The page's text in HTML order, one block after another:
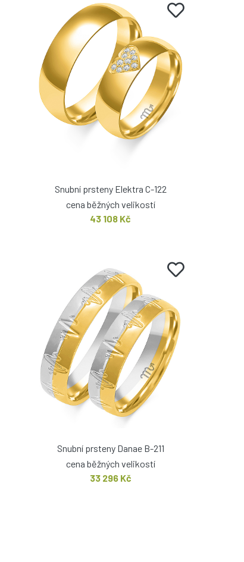
Snubní prsteny Elektra C-122
cena běžných velikostí
43 108 Kč
Snubní prsteny Danae B-211
cena běžných velikostí
33 296 Kč